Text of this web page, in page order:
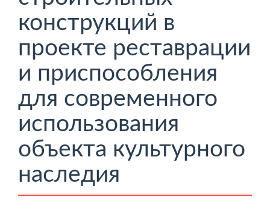
конструкций в
проекте реставрации
и приспособления
для современного
использования
объекта культурного
наследия